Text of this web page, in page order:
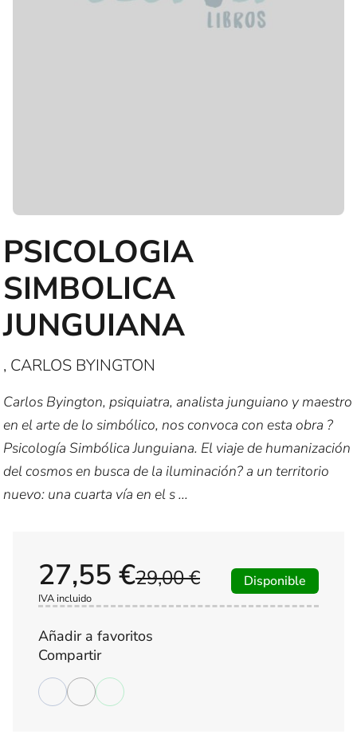
PSICOLOGIA
SIMBOLICA
JUNGUIANA
, CARLOS BYINGTON
Carlos Byington, psiquiatra, analista junguiano y maestro
en el arte de lo simbólico, nos convoca con esta obra ?
Psicología Simbólica Junguiana. El viaje de humanización
del cosmos en busca de la iluminación? a un territorio
nuevo: una cuarta vía en el s ...
29,00 €
27,55 €
IVA incluido
Disponible
Añadir a favoritos
Compartir